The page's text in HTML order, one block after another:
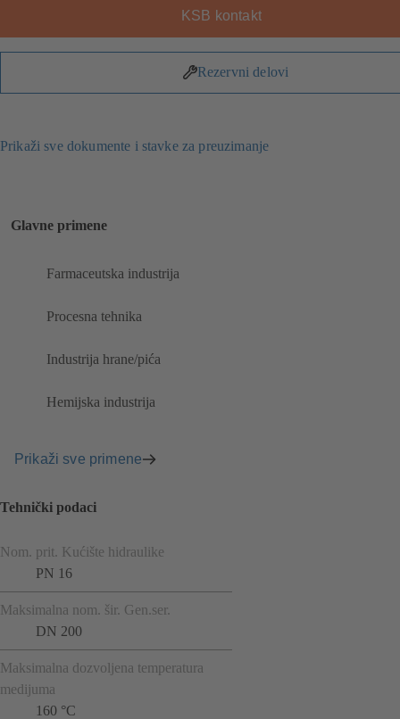
KSB kontakt
Rezervni delovi
Prikaži sve dokumente i stavke za preuzimanje
Glavne primene
Farmaceutska industrija
Procesna tehnika
Industrija hrane/pića
Hemijska industrija
Prikaži sve primene
Tehnički podaci
Nom. prit. Kućište hidraulike
PN 16
Maksimalna nom. šir. Gen.ser.
DN 200
Maksimalna dozvoljena temperatura
medijuma
160 °C